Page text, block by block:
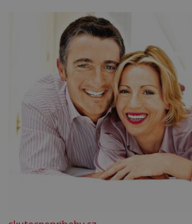
se na koloběžce a den zakončit
Velkých Losinách nebo v termálním